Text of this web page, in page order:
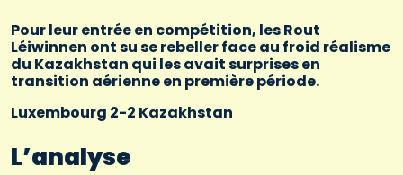
Pour leur entrée en compétition, les Rout
Léiwinnen ont su se rebeller face au froid réalisme
du Kazakhstan qui les avait surprises en
transition aérienne en première période.
Luxembourg 2-2 Kazakhstan
L’analyse